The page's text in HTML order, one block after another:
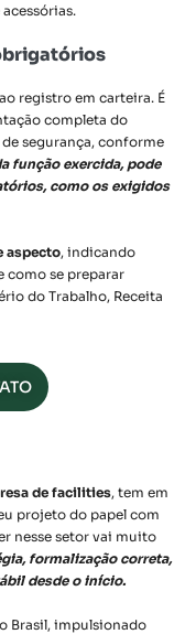
registro em carteira. É
completa do
segurança, conforme
função exercida, pode
como os exigidos
aspecto, indicando
como se preparar
do Trabalho, Receita
de facilities, tem em
projeto do papel com
nesse setor vai muito
formalização correta,
desde o início.
Brasil, impulsionado